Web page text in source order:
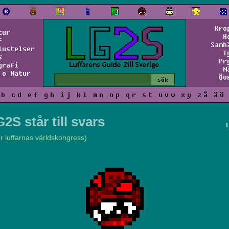
Natur
b c d e f g h i j k l m n o p q r s t u v w x y z å ä ö
står till svars
luffarnas världskongress)